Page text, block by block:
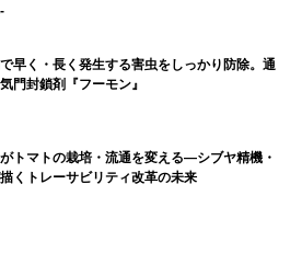
早く・長く発生する害虫をしっかり防除。通
門封鎖剤『フーモン』
トマトの栽培・流通を変える―シブヤ精機・
くトレーサビリティ改革の未来